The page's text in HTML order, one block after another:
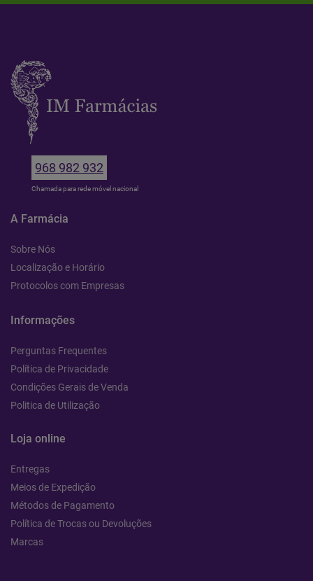
968 982 932
Chamada para rede móvel nacional
A Farmácia
Sobre Nós
Localização e Horário
Protocolos com Empresas
Informações
Perguntas Frequentes
Política de Privacidade
Condições Gerais de Venda
Politica de Utilização
Loja online
Entregas
Meios de Expedição
Métodos de Pagamento
Política de Trocas ou Devoluções
Marcas